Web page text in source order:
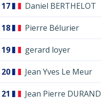
17 Daniel BERTHELOT
18 Pierre Bélurier
19 gerard loyer
20 Jean Yves Le Meur
21 Jean Pierre DURAND